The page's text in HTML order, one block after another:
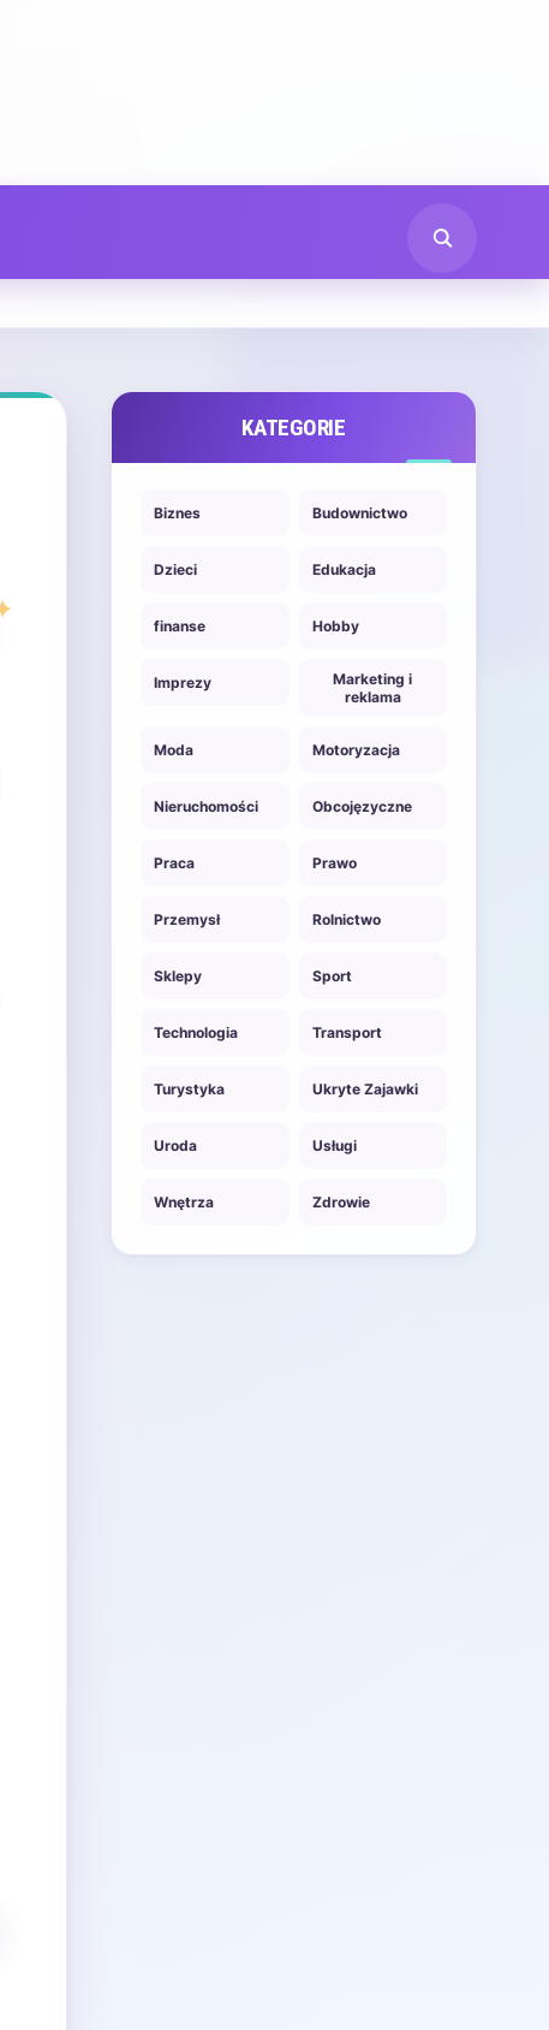
KATEGORIE
Biznes Budownictwo
Dzieci Edukacja
finanse Hobby
Imprezy
Marketing i
reklama
Moda Motoryzacja
Nieruchomości Obcojęzyczne
Praca Prawo
Przemysł Rolnictwo
Sklepy Sport
Technologia Transport
Turystyka Ukryte Zajawki
Uroda Usługi
Wnętrza Zdrowie